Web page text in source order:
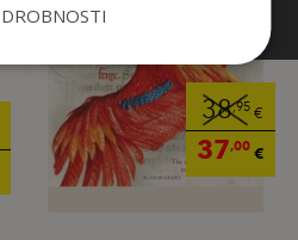
38,95€
37,00€